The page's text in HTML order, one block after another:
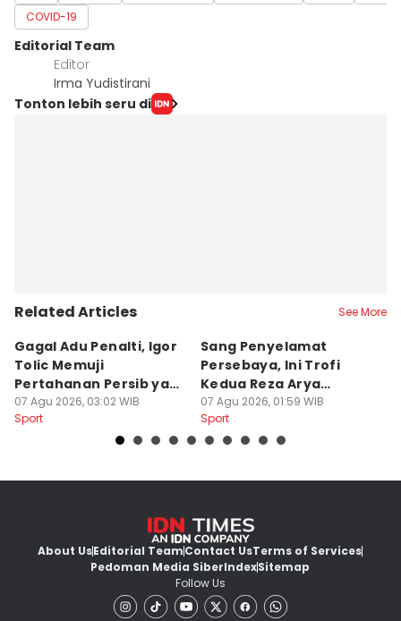
COVID-19
Editorial Team
Editor
Irma Yudistirani
Tonton lebih seru di
Related Articles See More
Gagal Adu Penalti, Igor
Tolic Memuji
Pertahanan Persib yang
Solid
07 Agu 2026, 03:02 WIB
Sport
Sang Penyelamat
Persebaya, Ini Trofi
Kedua Reza Arya
Bersama Tavares
07 Agu 2026, 01:59 WIB
Sport
About UsEditorial TeamContact UsTerms of Services
Pedoman Media SiberIndexSitemap
Follow Us